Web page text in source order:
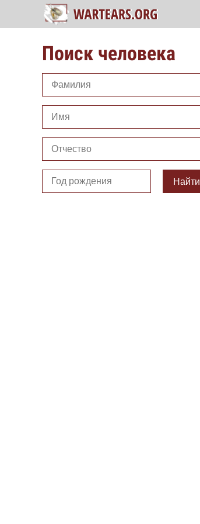
Поиск человека
Найти